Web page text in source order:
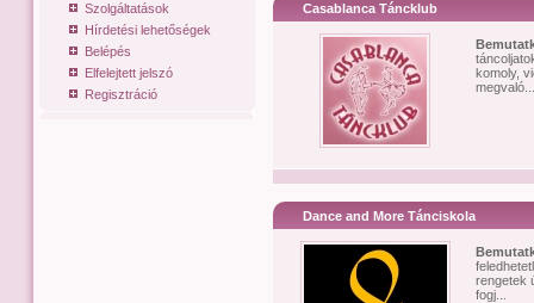
Szolgáltatások
Hírdetési lehetőségek
Belépés
Elfelejtett jelszó
Regisztráció
Casablanca Táncklub
komoly,
megvaló...
Dance and More Tánciskola
rengetek
fogj...